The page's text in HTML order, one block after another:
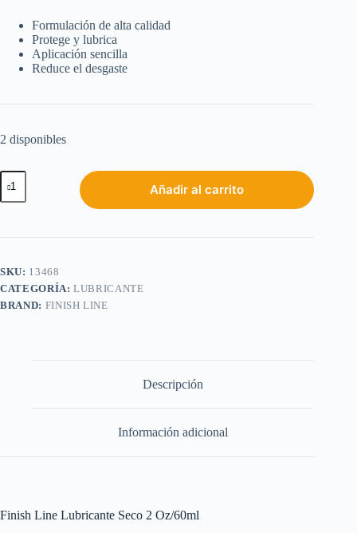
Formulación de alta calidad
Protege y lubrica
Aplicación sencilla
Reduce el desgaste
2 disponibles
Añadir al carrito
SKU: 13468
CATEGORÍA:LUBRICANTE
BRAND: FINISH LINE
Descripción
Información adicional
Finish Line Lubricante Seco 2 Oz/60ml